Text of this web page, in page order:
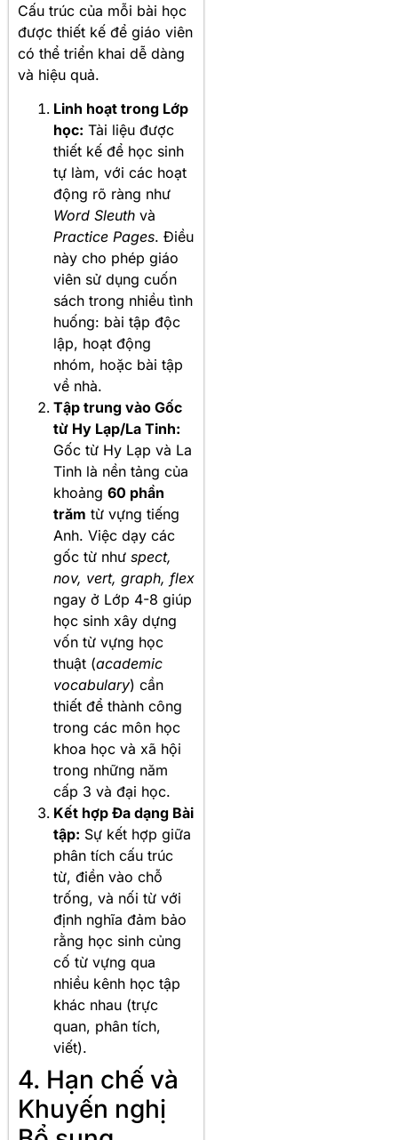
Cấu trúc của mỗi bài học
được thiết kế để giáo viên
có thể triển khai dễ dàng
và hiệu quả.
Linh hoạt trong Lớp
học: Tài liệu được
thiết kế để học sinh
tự làm, với các hoạt
động rõ ràng như
Word Sleuth và
Practice Pages. Điều
này cho phép giáo
viên sử dụng cuốn
sách trong nhiều tình
huống: bài tập độc
lập, hoạt động
nhóm, hoặc bài tập
về nhà.
Tập trung vào Gốc
từ Hy Lạp/La Tinh:
Gốc từ Hy Lạp và La
Tinh là nền tảng của
khoảng 60 phần
trăm từ vựng tiếng
Anh. Việc dạy các
gốc từ như spect,
nov, vert, graph, flex
ngay ở Lớp 4-8 giúp
học sinh xây dựng
vốn từ vựng học
thuật (academic
vocabulary) cần
thiết để thành công
trong các môn học
khoa học và xã hội
trong những năm
cấp 3 và đại học.
Kết hợp Đa dạng Bài
tập: Sự kết hợp giữa
phân tích cấu trúc
từ, điền vào chỗ
trống, và nối từ với
định nghĩa đảm bảo
rằng học sinh củng
cố từ vựng qua
nhiều kênh học tập
khác nhau (trực
quan, phân tích,
viết).
4. Hạn chế và
Khuyến nghị